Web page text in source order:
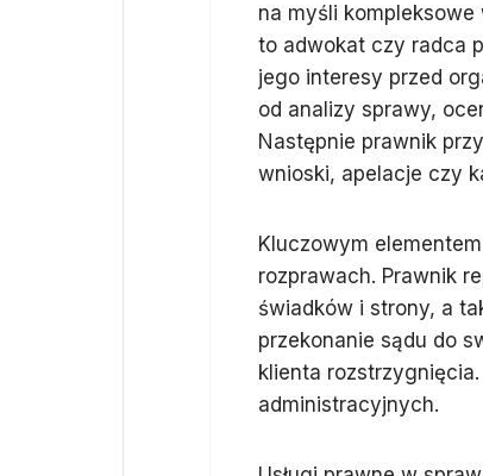
na myśli
to adwokat czy radca
jego interesy przed
od analizy sprawy,
Następnie prawnik
wnioski, apelacje czy
Kluczowym
rozprawach. Prawnik
świadków i strony, a
przekonanie sądu do
klienta
administracyjnych.